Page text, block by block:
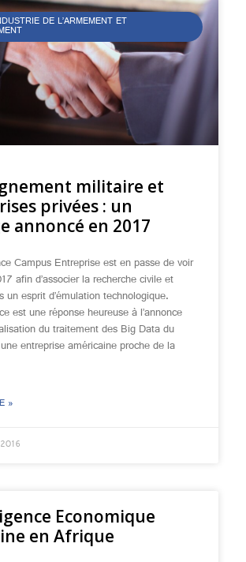
DE L’ARMEMENT ET
militaire et
privées : un
annoncé en 2017
Campus Entreprise est en passe de voir
afin d’associer la recherche civile et
un esprit d’émulation technologique.
est une réponse heureuse à l’annonce
du traitement des Big Data du
entreprise américaine proche de la
»
Economique
en Afrique